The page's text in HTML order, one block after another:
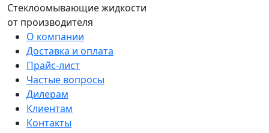
Стеклоомывающие жидкости
от производителя
О компании
Доставка и оплата
Прайс-лист
Частые вопросы
Дилерам
Клиентам
Контакты